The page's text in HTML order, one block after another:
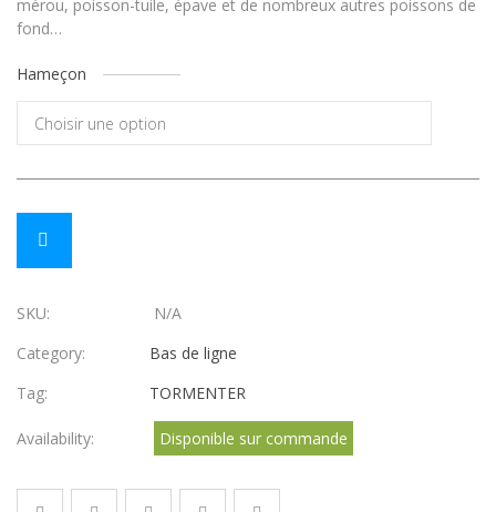
mérou, poisson-tuile, épave et de nombreux autres poissons de
fond…
Hameçon
SKU:
N/A
Category:
Bas de ligne
Tag:
TORMENTER
Availability: Disponible sur commande